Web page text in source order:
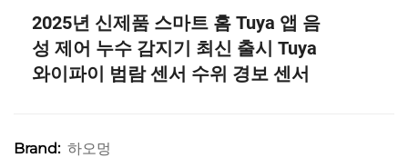
2025년 신제품 스마트 홈 Tuya 앱 음
성 제어 누수 감지기 최신 출시 Tuya
와이파이 범람 센서 수위 경보 센서
Brand: 하오멍